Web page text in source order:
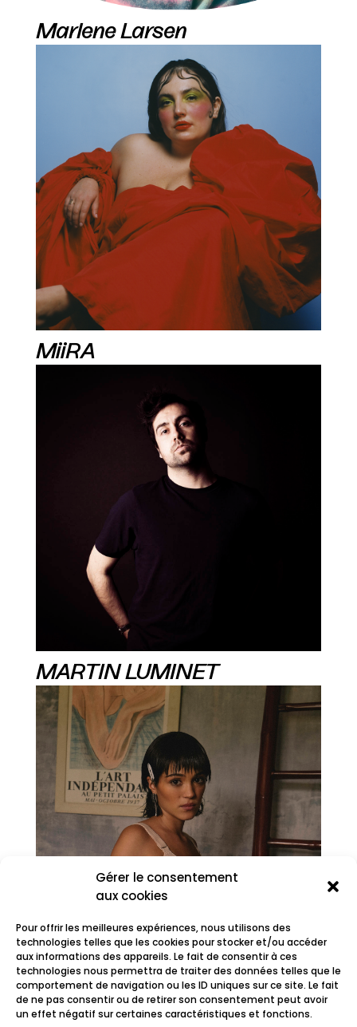
Gérer le consentement
aux cookies
Pour offrir les meilleures expériences, nous utilisons des
technologies telles que les cookies pour stocker et/ou accéder
aux informations des appareils. Le fait de consentir à ces
technologies nous permettra de traiter des données telles que le
comportement de navigation ou les ID uniques sur ce site. Le fait
de ne pas consentir ou de retirer son consentement peut avoir
un effet négatif sur certaines caractéristiques et fonctions.
Marlene Larsen
MiiRA
MARTIN LUMINET
MYRA